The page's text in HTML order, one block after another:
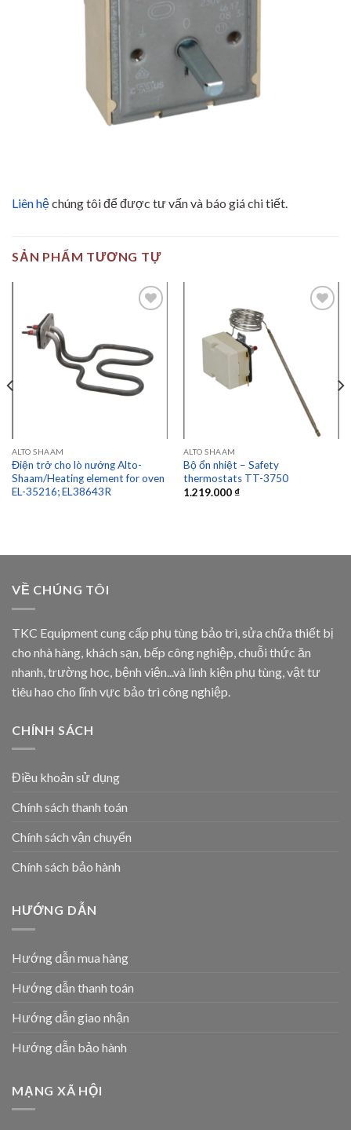
Liên hệchúng tôi để được tư vấn và báo giá chi tiết.
SẢN PHẨM TƯƠNG TỰ
Add to
wishlist
ALTO SHAAM
Điện trở cho lò nướng Alto-
Shaam/Heating element for oven
EL-35216; EL38643R
ALTO SHAAM
Bộ ổn nhiệt – Safety
thermostats TT-3750
1.219.000₫
VỀ CHÚNG TÔI
TKC Equipment cung cấp phụ tùng bảo trì, sửa chữa thiết bị
cho nhà hàng, khách sạn, bếp công nghiệp, chuỗi thức ăn
nhanh, trường học, bệnh viện...và linh kiện phụ tùng, vật tư
tiêu hao cho lĩnh vực bảo trì công nghiệp.
CHÍNH SÁCH
Điều khoản sử dụng
Chính sách thanh toán
Chính sách vận chuyển
Chính sách bảo hành
HƯỚNG DẪN
Hướng dẫn mua hàng
Hướng dẫn thanh toán
Hướng dẫn giao nhận
Hướng dẫn bảo hành
MẠNG XÃ HỘI